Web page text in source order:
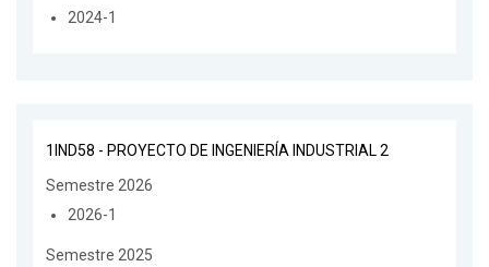
2024-1
1IND58 - PROYECTO DE INGENIERÍA INDUSTRIAL 2
Semestre 2026
2026-1
Semestre 2025